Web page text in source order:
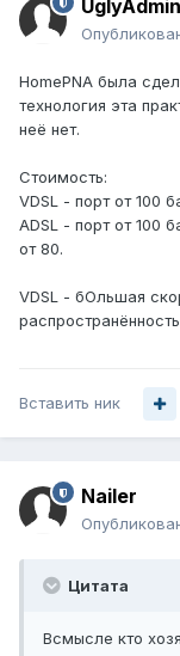
UglyAdmin
HomePNA была
технология эта
неё нет.
Стоимость:
VDSL - порт от 100
ADSL - порт от 100
от 80.
VDSL - бОльшая
Вставить ник
Nailer
Цитата
Всмысле кто